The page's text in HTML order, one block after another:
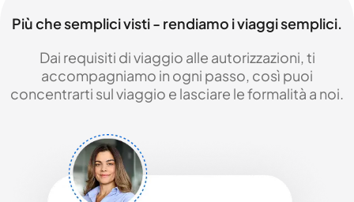
Più che semplici visti - rendiamo i viaggi semplici.
Dai requisiti di viaggio alle autorizzazioni, ti
accompagniamo in ogni passo, così puoi
concentrarti sul viaggio e lasciare le formalità a noi.